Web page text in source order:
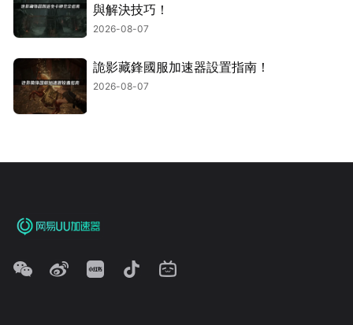
與解決技巧！
2026-08-07
詭影藏鋒國服加速器設置指南！
2026-08-07